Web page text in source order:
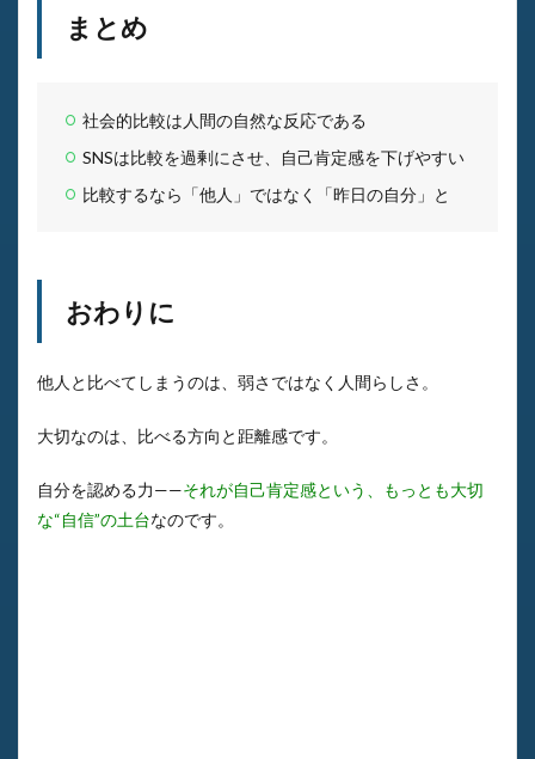
まとめ
社会的比較は人間の自然な反応である
SNSは比較を過剰にさせ、自己肯定感を下げやすい
比較するなら「他人」ではなく「昨日の自分」と
おわりに
他人と比べてしまうのは、弱さではなく人間らしさ。
大切なのは、比べる方向と距離感です。
自分を認める力——それが自己肯定感という、もっとも大切
な“自信”の土台なのです。